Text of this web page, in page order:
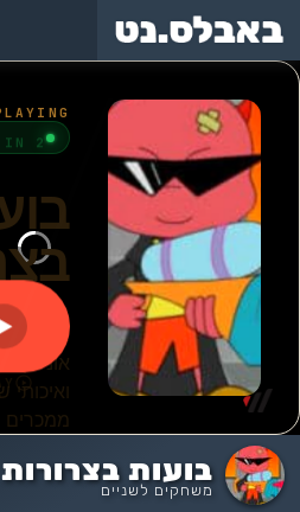
באבלס
באבלס
המקורי
בועות בצרורות 3
משחקים לשניים